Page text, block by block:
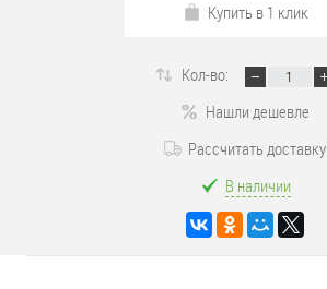
Купить в 1 клик
Кол-во:
Нашли дешевле
Рассчитать доставку
В наличии